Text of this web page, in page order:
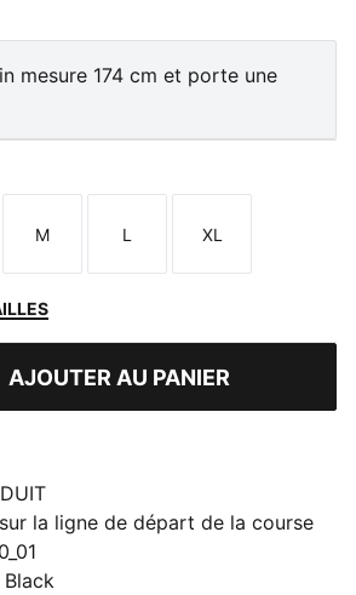
White
mesure 174 cm et porte une
Taille
M
Taille
L
Taille
XL
AJOUTER AU PANIER
la ligne de départ de la course
un équipement de pointe. La
x HYROX est de retour avec de
Black